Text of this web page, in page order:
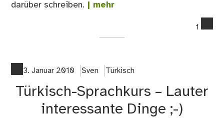
darüber schreiben. | mehr
1
3. Januar 2010 Sven Türkisch
Türkisch-Sprachkurs – Lauter
interessante Dinge ;-)